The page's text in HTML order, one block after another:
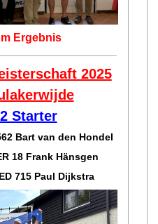
Ergebnis
2025
Starter
Bart van den Hondel
18 Frank Hänsgen
715 Paul Dijkstra